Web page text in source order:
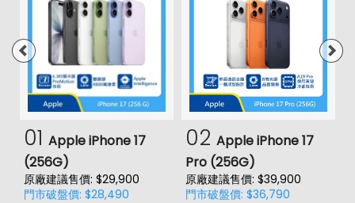
01 Apple iPhone 17
(256G)
原廠建議售價: $29,900
門市破盤價: $28,490
02 Apple iPhone 17
Pro (256G)
原廠建議售價: $39,900
門市破盤價: $36,790